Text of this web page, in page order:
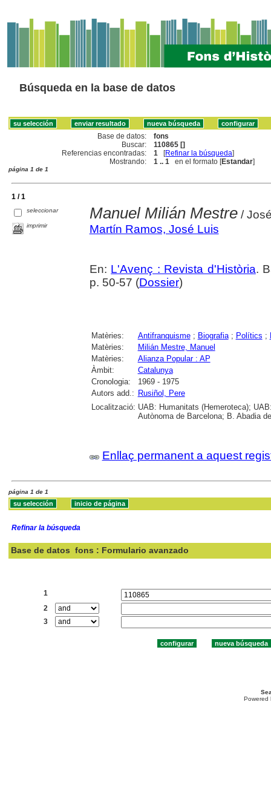
Búsqueda en la base de datos
Base de datos:
fons
Buscar:
110865 []
Referencias encontradas:
1 [Refinar la búsqueda]
Mostrando:
1 .. 1 en el formato [Estandar]
página 1 de 1
1 / 1
seleccionar
imprimir
Manuel Milián Mestre/
Martín Ramos, José Luis
En: L'Avenç : Revista d'Història.
p. 50-57 (Dossier)
Matèries: Antifranquisme; Biografia; Polítics ;
Matèries:
Milián Mestre, Manuel
Matèries:
Alianza Popular : AP
Àmbit:
Catalunya
Cronologia:
1969 - 1975
Autors add.: Rusiñol, Pere
Localització: UAB: Humanitats (Hemeroteca);
Autònoma de Barcelona; B. Abadia
Enllaç permanent a aquest
página 1 de 1
Refinar la búsqueda
Base de datos fons : Formulario avanzado
1
2
3